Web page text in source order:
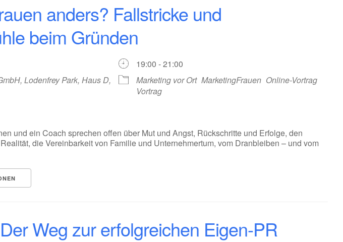
anders? Fallstricke und
beim Gründen
19:00 - 21:00
Lodenfrey Park, Haus D,
Marketing vor Ort MarketingFrauen Online-Vortrag
Vortrag
und ein Coach sprechen offen über Mut und Angst, Rückschritte und Erfolge, den
die Vereinbarkeit von Familie und Unternehmertum, vom Dranbleiben – und vom
Weg zur erfolgreichen Eigen-PR